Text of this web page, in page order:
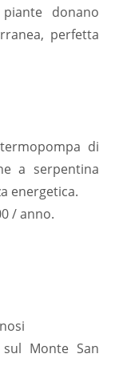
donano
perfetta
di
a serpentina
energetica.
/ anno.
Monte San